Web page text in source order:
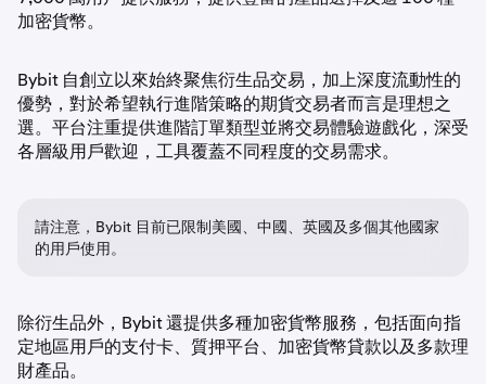
加密貨幣。
Bybit 自創立以來始終聚焦衍生品交易，加上深度流動性的
優勢，對於希望執行進階策略的期貨交易者而言是理想之
選。平台注重提供進階訂單類型並將交易體驗遊戲化，深受
各層級用戶歡迎，工具覆蓋不同程度的交易需求。
請注意，Bybit 目前已限制美國、中國、英國及多個其他國家
的用戶使用。
除衍生品外，Bybit 還提供多種加密貨幣服務，包括面向指
定地區用戶的支付卡、質押平台、加密貨幣貸款以及多款理
財產品。